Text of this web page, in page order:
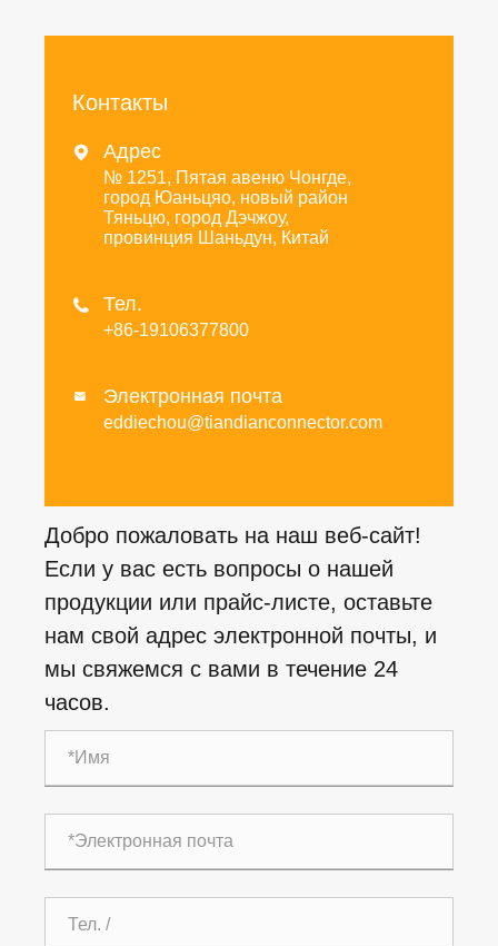
Контакты
 Адрес
№ 1251, Пятая авеню Чонгде,
город Юаньцяо, новый район
Тяньцю, город Дэчжоу,
провинция Шаньдун, Китай
 Тел.
+86-19106377800
 Электронная почта
eddiechou@tiandianconnector.com
Добро пожаловать на наш веб-сайт!
Если у вас есть вопросы о нашей
продукции или прайс-листе, оставьте
нам свой адрес электронной почты, и
мы свяжемся с вами в течение 24
часов.